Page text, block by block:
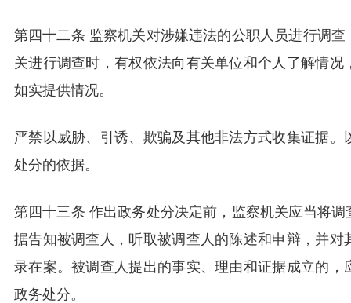
第四十二条 监察机关对涉嫌违法的公职人员进行调
关进行调查时，有权依法向有关单位和个人了解情
如实提供情况。
严禁以威胁、引诱、欺骗及其他非法方式收集证据
处分的依据。
第四十三条 作出政务处分决定前，监察机关应当将
据告知被调查人，听取被调查人的陈述和申辩，并
录在案。被调查人提出的事实、理由和证据成立的
政务处分。